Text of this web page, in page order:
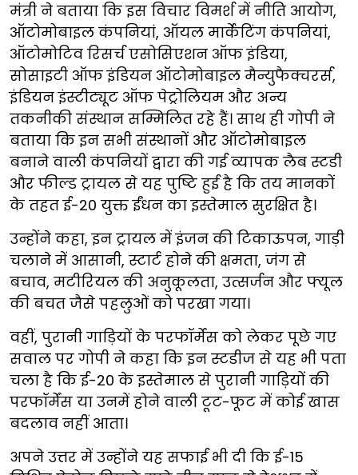
मंत्री ने बताया कि इस विचार विमर्श में नीति आयोग,
ऑटोमोबाइल कंपनियां, ऑयल मार्केटिंग कंपनियां,
ऑटोमोटिव रिसर्च एसोसिएशन ऑफ इंडिया,
सोसाइटी ऑफ इंडियन ऑटोमोबाइल मैन्युफैक्चरर्स,
इंडियन इंस्टीट्यूट ऑफ पेट्रोलियम और अन्य
तकनीकी संस्थान सम्मिलित रहे हैं। साथ ही गोपी ने
बताया कि इन सभी संस्थानों और ऑटोमोबाइल
बनाने वाली कंपनियों द्वारा की गई व्यापक लैब स्टडी
और फील्ड ट्रायल से यह पुष्टि हुई है कि तय मानकों
के तहत ई-20 युक्त ईंधन का इस्तेमाल सुरक्षित है।
उन्होंने कहा, इन ट्रायल में इंजन की टिकाऊपन, गाड़ी
चलाने में आसानी, स्टार्ट होने की क्षमता, जंग से
बचाव, मटीरियल की अनुकूलता, उत्सर्जन और फ्यूल
की बचत जैसे पहलुओं को परखा गया।
वहीं, पुरानी गाड़ियों के परफॉर्मेंस को लेकर पूछे गए
सवाल पर गोपी ने कहा कि इन स्टडीज से यह भी पता
चला है कि ई-20 के इस्तेमाल से पुरानी गाड़ियों की
परफॉर्मेंस या उनमें होने वाली टूट-फूट में कोई खास
बदलाव नहीं आता।
अपने उत्तर में उन्होंने यह सफाई भी दी कि ई-15